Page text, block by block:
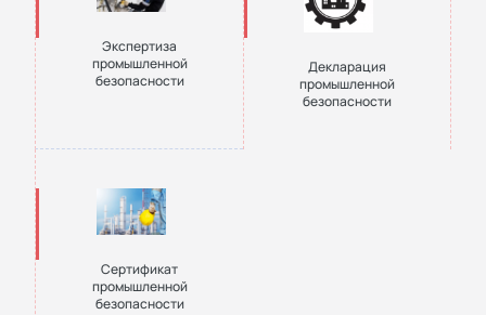
Экспертиза
промышленной
безопасности
Декларация
промышленной
безопасности
Сертификат
промышленной
безопасности